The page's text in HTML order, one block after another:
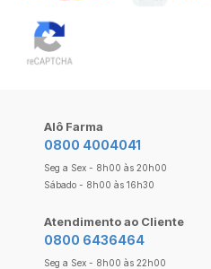
Alô Farma
0800 4004041
Seg a Sex - 8h00 às 20h00
Sábado - 8h00 às 16h30
Atendimento ao Cliente
0800 6436464
Seg a Sex - 8h00 às 22h00